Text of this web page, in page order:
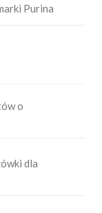
Purina
o
dla